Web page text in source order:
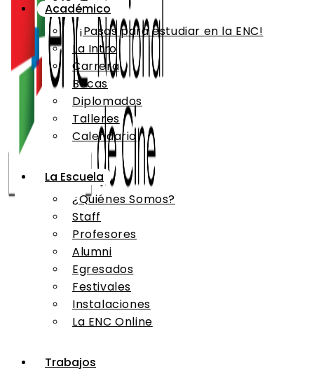
Académico
¡Pasos para estudiar en la ENC!
La Intro
Carrera
Becas
Diplomados
Talleres
Calendario
La Escuela
¿Quiénes Somos?
Staff
Profesores
Alumni
Egresados
Festivales
Instalaciones
La ENC Online
Trabajos